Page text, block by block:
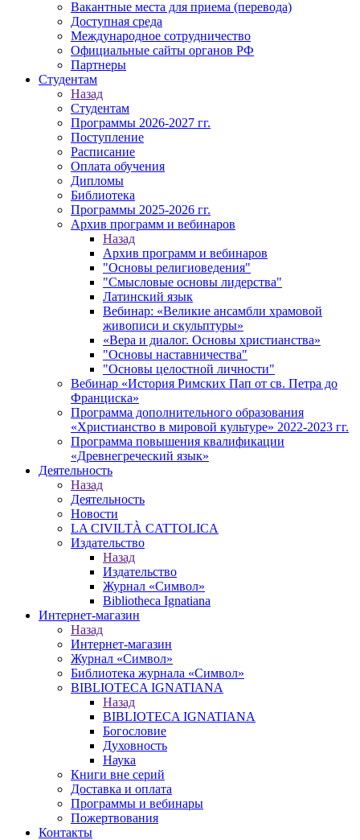
Вакантные места для приема (перевода)
Доступная среда
Международное сотрудничество
Официальные сайты органов РФ
Партнеры
Студентам
Назад
Студентам
Программы 2026-2027 гг.
Поступление
Расписание
Оплата обучения
Дипломы
Библиотека
Программы 2025-2026 гг.
Архив программ и вебинаров
Назад
Архив программ и вебинаров
"Основы религиоведения"
"Смысловые основы лидерства"
Латинский язык
Вебинар: «Великие ансамбли храмовой
живописи и скульптуры»
«Вера и диалог. Основы христианства»
"Основы наставничества"
"Основы целостной личности"
Вебинар «История Римских Пап от св. Петра до
Франциска»
Программа дополнительного образования
«Христианство в мировой культуре» 2022-2023 гг.
Программа повышения квалификации
«Древнегреческий язык»
Деятельность
Назад
Деятельность
Новости
LA CIVILTÀ CATTOLICA
Издательство
Назад
Издательство
Журнал «Символ»
Bibliotheca Ignatiana
Интернет-магазин
Назад
Интернет-магазин
Журнал «Символ»
Библиотека журнала «Символ»
BIBLIOTECA IGNATIANA
Назад
BIBLIOTECA IGNATIANA
Богословие
Духовность
Наука
Книги вне серий
Доставка и оплата
Программы и вебинары
Пожертвования
Контакты